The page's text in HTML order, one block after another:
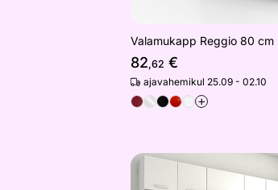
Valamukapp Reggio 80 cm
82,62 €
ajavahemikul 25.09 - 02.10
+
Köögimööbel 260 cm